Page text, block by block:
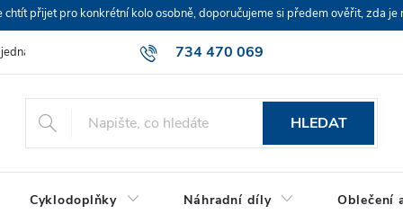
přijet pro konkrétní kolo osobně, doporučujeme si předem ověřit, zda
734 470 069
HLEDAT
Cyklodoplňky Náhradní díly Oblečení